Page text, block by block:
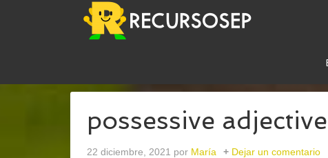
possessive
22 diciembre, 2021 por María Dejar un comentario